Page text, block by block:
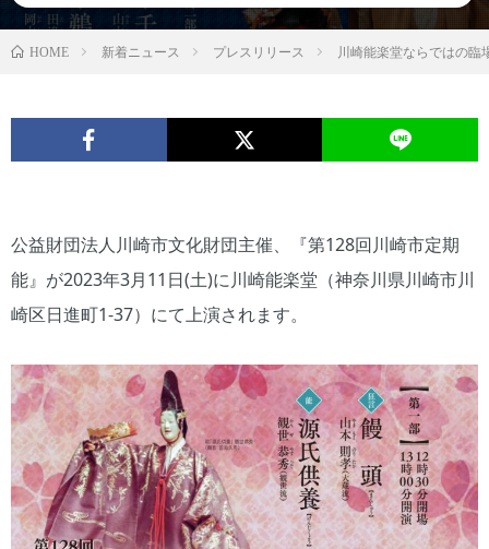
HOME 新着ニュース プレスリリース 川崎能楽堂ならではの
公益財団法人川崎市文化財団主催、『第128回川崎市定期
能』が2023年3月11日(土)に川崎能楽堂（神奈川県川崎市川
崎区日進町1-37）にて上演されます。